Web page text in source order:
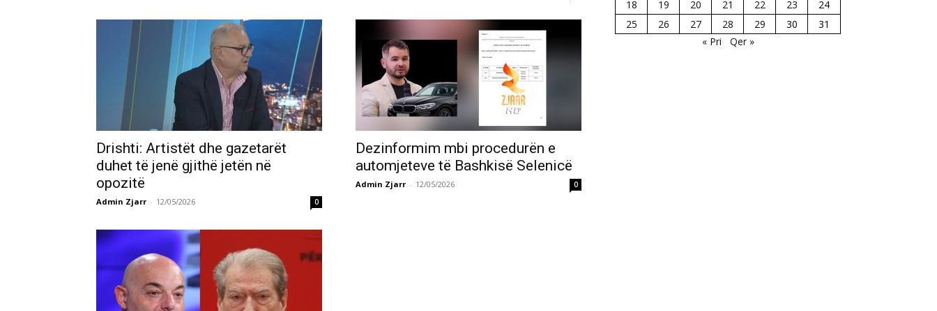
Drishti: Artistët dhe gazetarët
duhet të jenë gjithë jetën në
opozitë
Admin Zjarr - 12/05/2026 0
Dezinformim mbi procedurën e
automjeteve të Bashkisë Selenicë
Admin Zjarr - 12/05/2026 0
18
19 20 21 22 23
24
25
26 27 28 29 30
31
« Pri
Qer »